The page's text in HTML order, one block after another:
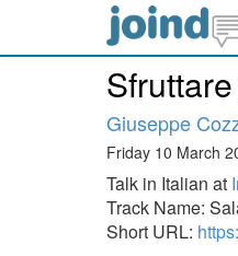
Giuseppe
Friday 10 March
Talk in Italian at
Track Name:
Short URL: